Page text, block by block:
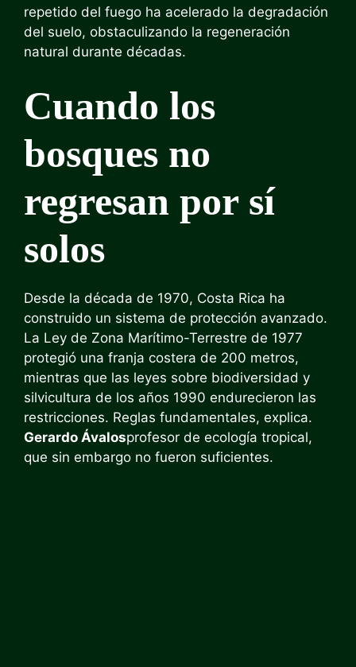
repetido del fuego ha acelerado la degradación
del suelo, obstaculizando la regeneración
natural durante décadas.
Cuando los
bosques no
regresan por sí
solos
Desde la década de 1970, Costa Rica ha
construido un sistema de protección avanzado.
La Ley de Zona Marítimo-Terrestre de 1977
protegió una franja costera de 200 metros,
mientras que las leyes sobre biodiversidad y
silvicultura de los años 1990 endurecieron las
restricciones. Reglas fundamentales, explica.
Gerardo Ávalosprofesor de ecología tropical,
que sin embargo no fueron suficientes.